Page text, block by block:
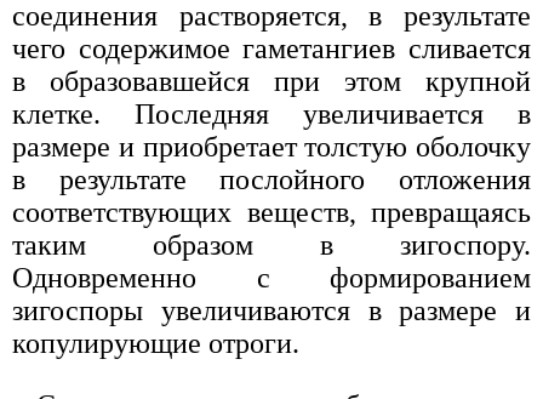
соединения растворяется, в результате
чего содержимое гаметангиев сливается
в образовавшейся при этом крупной
клетке. Последняя увеличивается в
размере и приобретает толстую оболочку
в результате послойного отложения
соответствующих веществ, превращаясь
таким образом в зигоспору.
Одновременно с формированием
зигоспоры увеличиваются в размере и
копулирующие отроги.